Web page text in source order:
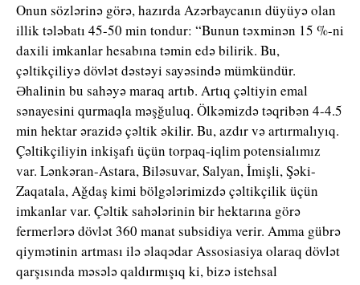
Onun sözlərinə görə, hazırda Azərbaycanın düyüyə olan
illik tələbatı 45-50 min tondur: “Bunun təxminən 15 %-ni
daxili imkanlar hesabına təmin edə bilirik. Bu,
çəltikçiliyə dövlət dəstəyi sayəsində mümkündür.
Əhalinin bu sahəyə maraq artıb. Artıq çəltiyin emal
sənayesini qurmaqla məşğuluq. Ölkəmizdə təqribən 4-4.5
min hektar ərazidə çəltik əkilir. Bu, azdır və artırmalıyıq.
Çəltikçiliyin inkişafı üçün torpaq-iqlim potensialımız
var. Lənkəran-Astara, Biləsuvar, Salyan, İmişli, Şəki-
Zaqatala, Ağdaş kimi bölgələrimizdə çəltikçilik üçün
imkanlar var. Çəltik sahələrinin bir hektarına görə
fermerlərə dövlət 360 manat subsidiya verir. Amma gübrə
qiymətinin artması ilə əlaqədar Assosiasiya olaraq dövlət
qarşısında məsələ qaldırmışıq ki, bizə istehsal